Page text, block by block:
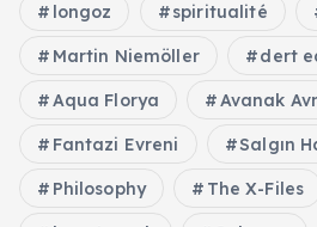
longoz spiritualité
Martin Niemöller dert
Aqua Florya Avanak
Fantazi Evreni Salgın
Philosophy The X-Files